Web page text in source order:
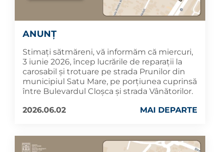
ANUNȚ
Stimați sătmăreni, vă informăm că miercuri,
3 iunie 2026, încep lucrările de reparații la
carosabil și trotuare pe strada Prunilor din
municipiul Satu Mare, pe porțiunea cuprinsă
între Bulevardul Cloșca și strada Vânătorilor.
2026.06.02
MAI DEPARTE